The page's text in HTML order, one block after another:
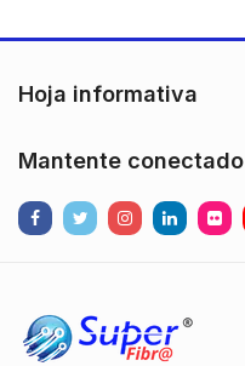
Hoja informativa
Mantente conectado